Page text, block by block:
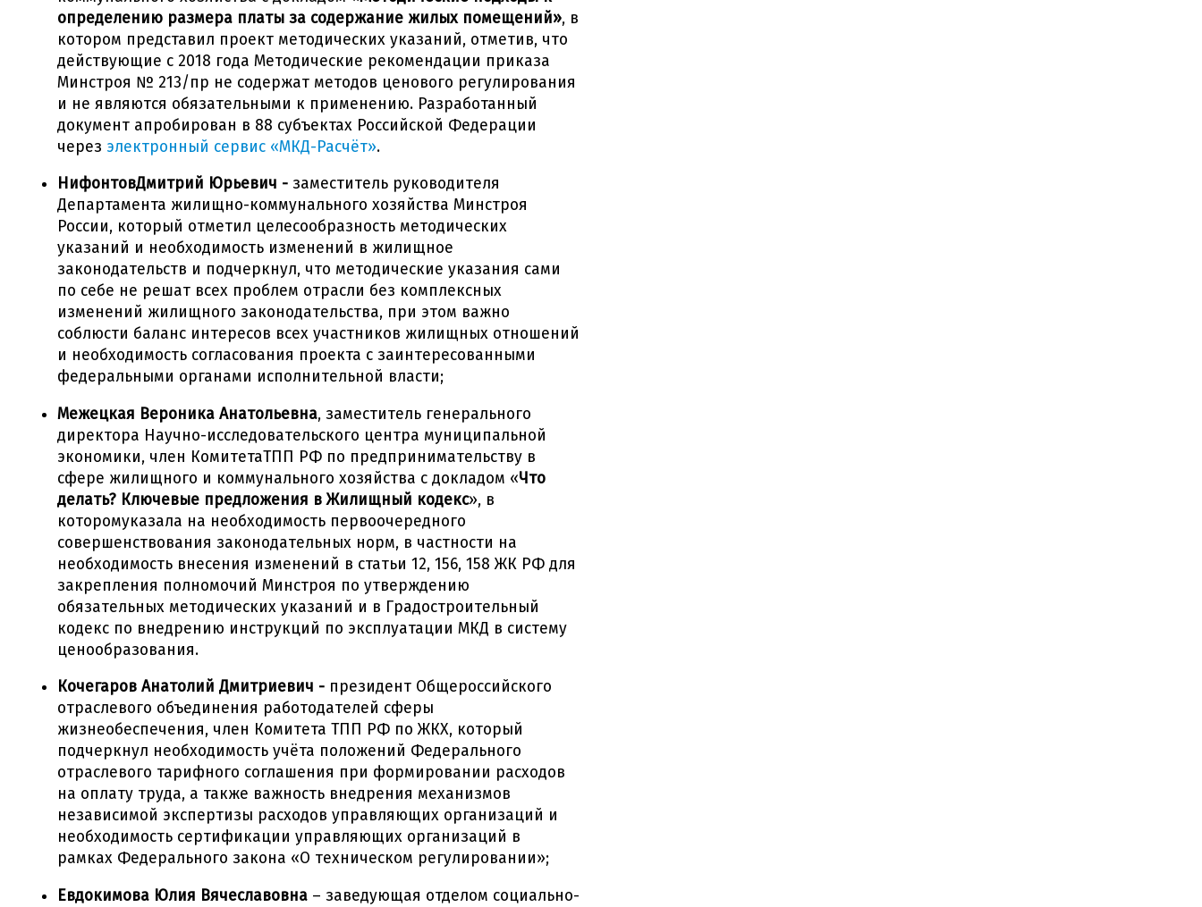
определению размера платы за содержание жилых помещений», в
котором представил проект методических указаний, отметив, что
действующие с 2018 года Методические рекомендации приказа
Минстроя № 213/пр не содержат методов ценового регулирования
и не являются обязательными к применению. Разработанный
документ апробирован в 88 субъектах Российской Федерации
через электронный сервис «МКД-Расчёт».
НифонтовДмитрий Юрьевич - заместитель руководителя
Департамента жилищно-коммунального хозяйства Минстроя
России, который отметил целесообразность методических
указаний и необходимость изменений в жилищное
законодательств и подчеркнул, что методические указания сами
по себе не решат всех проблем отрасли без комплексных
изменений жилищного законодательства, при этом важно
соблюсти баланс интересов всех участников жилищных отношений
и необходимость согласования проекта с заинтересованными
федеральными органами исполнительной власти;
Межецкая Вероника Анатольевна, заместитель генерального
директора Научно-исследовательского центра муниципальной
экономики, член КомитетаТПП РФ по предпринимательству в
сфере жилищного и коммунального хозяйства с докладом «Что
делать? Ключевые предложения в Жилищный кодекс», в
которомуказала на необходимость первоочередного
совершенствования законодательных норм, в частности на
необходимость внесения изменений в статьи 12, 156, 158 ЖК РФ для
закрепления полномочий Минстроя по утверждению
обязательных методических указаний и в Градостроительный
кодекс по внедрению инструкций по эксплуатации МКД в систему
ценообразования.
Кочегаров Анатолий Дмитриевич - президент Общероссийского
отраслевого объединения работодателей сферы
жизнеобеспечения, член Комитета ТПП РФ по ЖКХ, который
подчеркнул необходимость учёта положений Федерального
отраслевого тарифного соглашения при формировании расходов
на оплату труда, а также важность внедрения механизмов
независимой экспертизы расходов управляющих организаций и
необходимость сертификации управляющих организаций в
рамках Федерального закона «О техническом регулировании»;
Евдокимова Юлия Вячеславовна – заведующая отделом социально-